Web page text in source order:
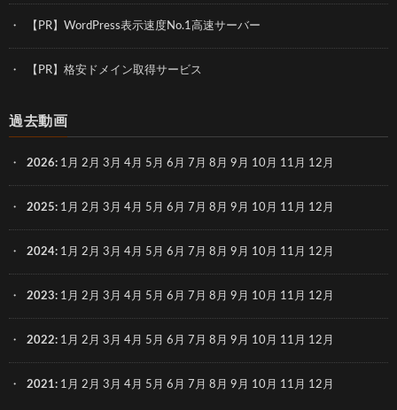
【PR】WordPress表示速度No.1高速サーバー
【PR】格安ドメイン取得サービス
過去動画
2026: 1月 2月 3月 4月 5月 6月 7月 8月 9月 10月 11月 12月
2025: 1月 2月 3月 4月 5月 6月 7月 8月 9月 10月 11月 12月
2024: 1月 2月 3月 4月 5月 6月 7月 8月 9月 10月 11月 12月
2023: 1月 2月 3月 4月 5月 6月 7月 8月 9月 10月 11月 12月
2022: 1月 2月 3月 4月 5月 6月 7月 8月 9月 10月 11月 12月
2021: 1月 2月 3月 4月 5月 6月 7月 8月 9月 10月 11月 12月